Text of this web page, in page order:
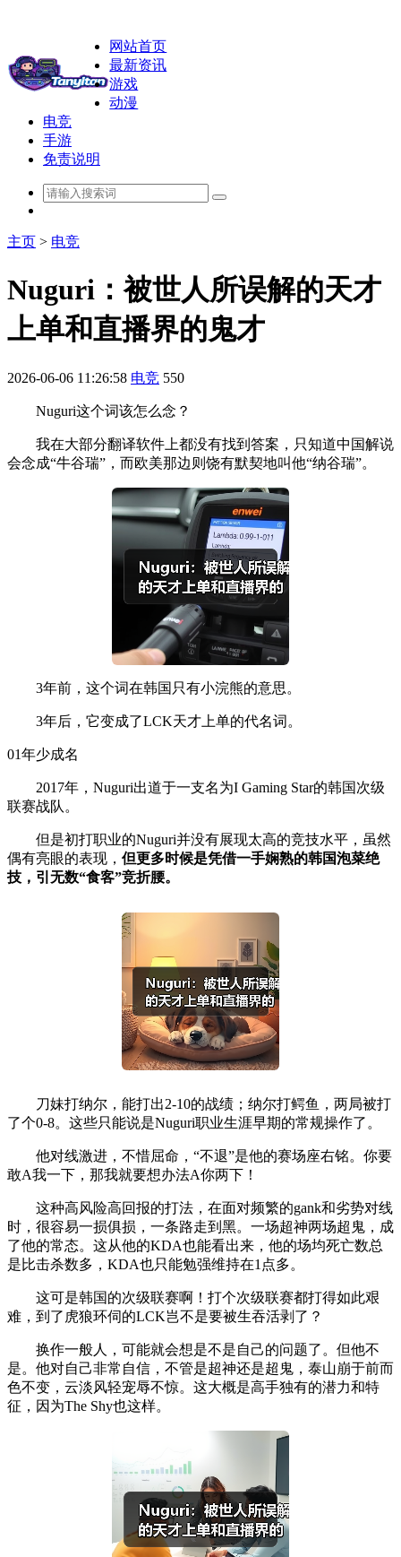
网站首页
最新资讯
游戏
动漫
电竞
手游
免责说明
主页 > 电竞
Nuguri：被世人所误解的天才
上单和直播界的鬼才
2026-06-06 11:26:58 电竞 550
Nuguri这个词该怎么念？
我在大部分翻译软件上都没有找到答案，只知道中国解说
会念成“牛谷瑞”，而欧美那边则饶有默契地叫他“纳谷瑞”。
3年前，这个词在韩国只有小浣熊的意思。
3年后，它变成了LCK天才上单的代名词。
01年少成名
2017年，Nuguri出道于一支名为I Gaming Star的韩国次级
联赛战队。
但是初打职业的Nuguri并没有展现太高的竞技水平，虽然
偶有亮眼的表现， 但更多时候是凭借一手娴熟的韩国泡菜绝
技，引无数“食客”竞折腰。
刀妹打纳尔，能打出2-10的战绩；纳尔打鳄鱼，两局被打
了个0-8。这些只能说是Nuguri职业生涯早期的常规操作了。
他对线激进，不惜屈命，“不退”是他的赛场座右铭。你要
敢A我一下，那我就要想办法A你两下！
这种高风险高回报的打法，在面对频繁的gank和劣势对线
时，很容易一损俱损，一条路走到黑。一场超神两场超鬼，成
了他的常态。这从他的KDA也能看出来，他的场均死亡数总
是比击杀数多，KDA也只能勉强维持在1点多。
这可是韩国的次级联赛啊！打个次级联赛都打得如此艰
难，到了虎狼环伺的LCK岂不是要被生吞活剥了？
换作一般人，可能就会想是不是自己的问题了。但他不
是。他对自己非常自信，不管是超神还是超鬼，泰山崩于前而
色不变，云淡风轻宠辱不惊。这大概是高手独有的潜力和特
征，因为The Shy也这样。